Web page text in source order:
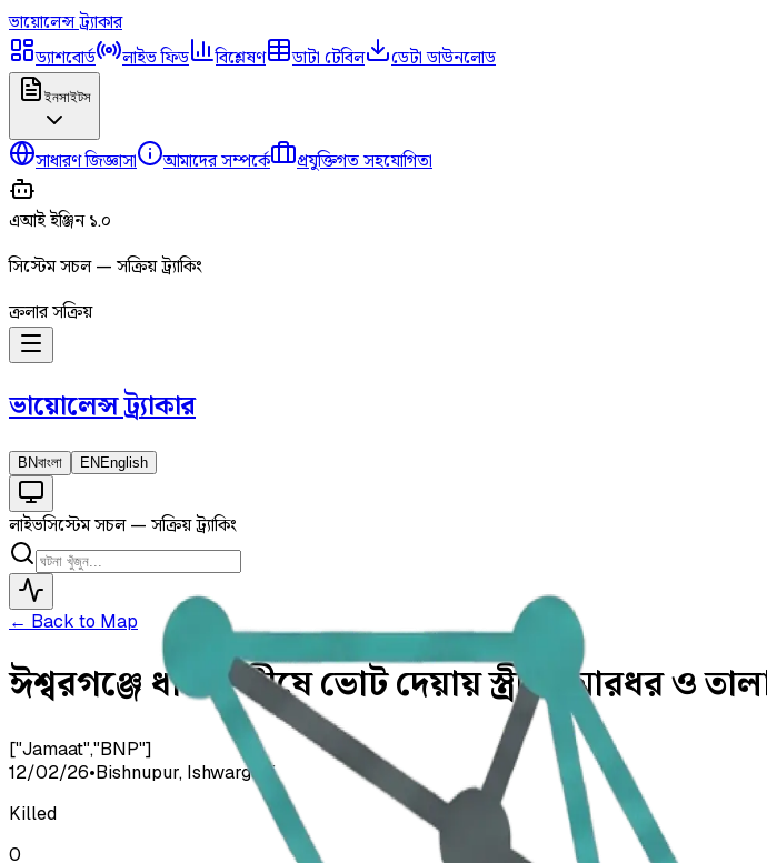
ভায়োলেন্সট্র্যাকার
ড্যাশবোর্ড
লাইভ ফিড বিশ্লেষণ ডাটা টেবিল ডেটা ডাউনলোড
ইনসাইটস
সাধারণ জিজ্ঞাসা আমাদের সম্পর্কে প্রযুক্তিগত সহযোগিতা
এআই ইঞ্জিন ১.০
সিস্টেম সচল — সক্রিয় ট্র্যাকিং
ক্রলার সক্রিয়
ভায়োলেন্সট্র্যাকার
BNবাংলা EN English
লাইভসিস্টেম সচল — সক্রিয় ট্র্যাকিং
← Back to Map
ঈশ্বরগঞ্জে ধানের শীষে ভোট দেয়ায় স্ত্রীকে মারধর ও
["Jamaat","BNP"]
12/02/26•Bishnupur, Ishwarganj
Killed
0